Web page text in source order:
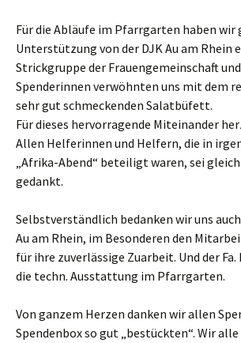
Für die Abläufe im Pfarrgarten haben wir
Unterstützung von der DJK Au am Rhein
Strickgruppe der Frauengemeinschaft
Spenderinnen verwöhnten uns mit dem
sehr gut schmeckenden Salatbüfett.
Für dieses hervorragende Miteinander
Allen Helferinnen und Helfern, die in
„Afrika-Abend“ beteiligt waren, sei
gedankt.
Selbstverständlich bedanken wir uns
Au am Rhein, im Besonderen den
für ihre zuverlässige Zuarbeit. Und der
die techn. Ausstattung im Pfarrgarten.
Von ganzem Herzen danken wir allen
Spendenbox so gut „bestückten“. Wir